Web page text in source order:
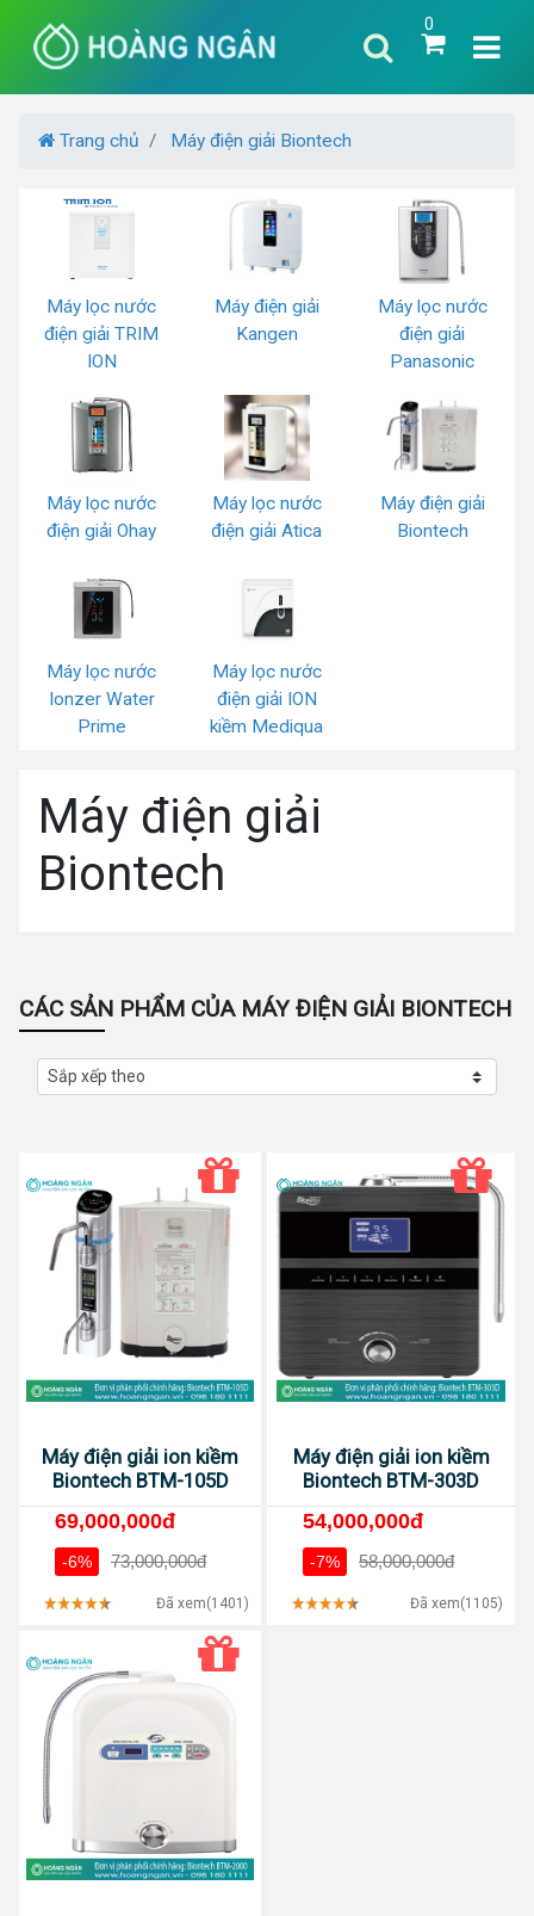
0
Trang chủ Máy điện giải Biontech
Máy lọc nước
điện giải TRIM
ION
Máy điện giải
Kangen
Máy lọc nước
điện giải
Panasonic
Máy lọc nước
điện giải Ohay
Máy lọc nước
điện giải Atica
Máy điện giải
Biontech
Máy lọc nước
Ionzer Water
Prime
Máy lọc nước
điện giải ION
kiềm Mediqua
Máy điện giải
Biontech
CÁC SẢN PHẨM CỦA MÁY ĐIỆN GIẢI BIONTECH
Máy điện giải ion kiềm
Biontech BTM-105D
69,000,000đ
-6% 73,000,000đ
Đã xem(1401)
Máy điện giải ion kiềm
Biontech BTM-303D
54,000,000đ
-7% 58,000,000đ
Đã xem(1105)